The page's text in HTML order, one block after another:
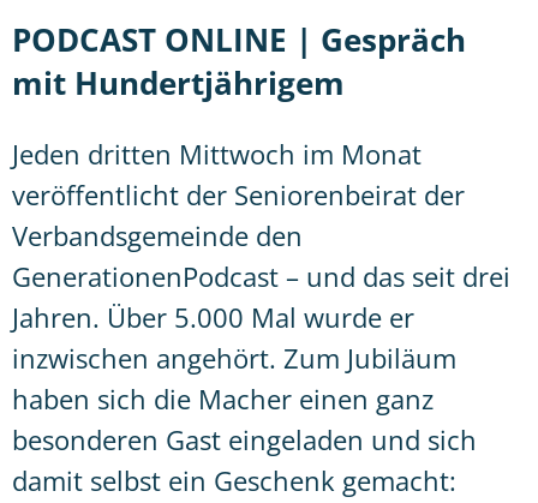
PODCAST ONLINE | Gespräch
mit Hundertjährigem
Jeden dritten Mittwoch im Monat
veröffentlicht der Seniorenbeirat der
Verbandsgemeinde den
GenerationenPodcast – und das seit drei
Jahren. Über 5.000 Mal wurde er
inzwischen angehört. Zum Jubiläum
haben sich die Macher einen ganz
besonderen Gast eingeladen und sich
damit selbst ein Geschenk gemacht: